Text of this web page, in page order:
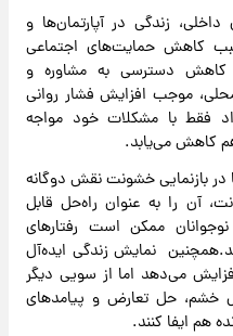
زندگی در آپارتمان‌ها و
کاهش حمایت‌های اجتماعی
کاهش دسترسی به مشاوره و
موجب افزایش فشار روانی
فقط با مشکلات خود مواجه
کاهش می‌یابد.
در بازنمایی خشونت نقش دوگانه
آن را به عنوان راه‌حل قابل
ممکن است رفتارهای
نمایش زندگی ایده‌آل
می‌دهد اما از سویی دیگر
خشم، حل تعارض و پیامدهای
هم ایفا کنند.